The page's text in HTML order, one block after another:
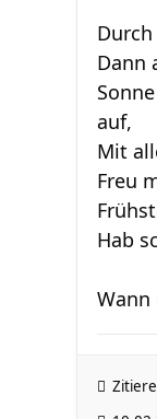
Dann
auf,
Mit
Freu
Hab
Wann